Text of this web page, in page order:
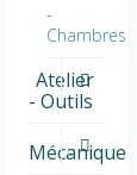
-
Chambres
Atelier
- Outils
Mécanique